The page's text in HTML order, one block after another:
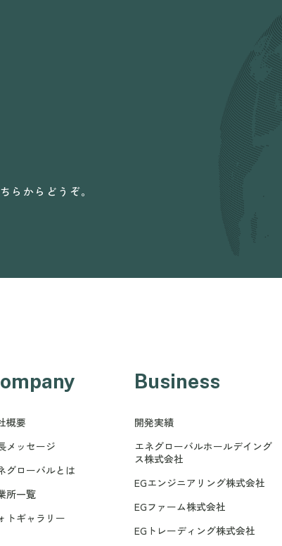
らからどうぞ。
概要
メッセージ
グローバルとは
所一覧
トギャラリー
Business
開発実績
エネグローバルホールデイング
ス株式会社
EGエンジニアリング株式会社
EGファーム株式会社
EGトレーディング株式会社